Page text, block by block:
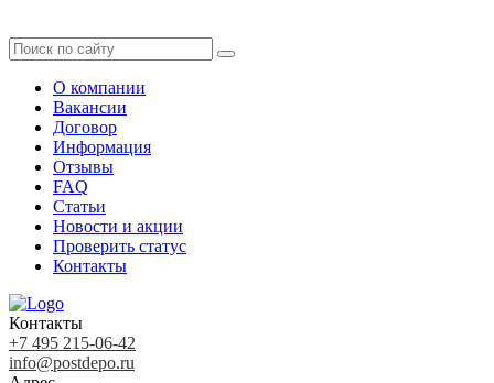
О компании
Вакансии
Договор
Информация
Отзывы
FAQ
Статьи
Новости и акции
Проверить статус
Контакты
Контакты
+7 495 215-06-42
info@postdepo.ru